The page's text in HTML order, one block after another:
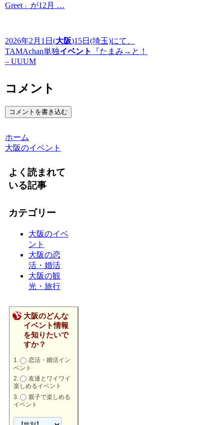
Greet」が12月 …
2026年2月1日(大阪)15日(埼玉)にて、
TAMAchan単独イベント
『たまみ→と！
– UUUM
コメント
コメントを書き込む
ホーム
大阪のイベント
よく読まれて
いる記事
カテゴリー
大阪のイベ
ント
大阪の恋
活・婚活
大阪の観
光・旅行
大阪のどんな
イベント情報
を知りたいで
すか？
恋活・婚活イン
ベント
友達とワイワイ
楽しめるイベント
親子で楽しめる
イベント